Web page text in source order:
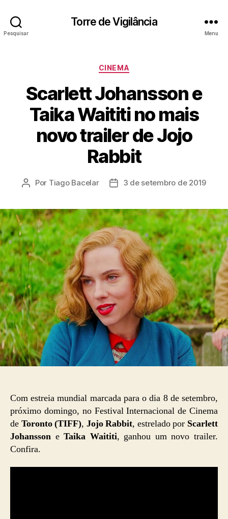
Pesquisar
Torre de Vigilância
Menu
Categorias
CINEMA
Scarlett Johansson e
Taika Waititi no mais
novo trailer de Jojo
Rabbit
Autor
Por Tiago Bacelar
Data3 de setembro de 2019
Com estreia mundial marcada para o dia 8 de setembro,
próximo domingo, no Festival Internacional de Cinema
de Toronto (TIFF), Jojo Rabbit, estrelado por Scarlett
Johansson eTaika Waititi, ganhou um novo trailer.
Confira.